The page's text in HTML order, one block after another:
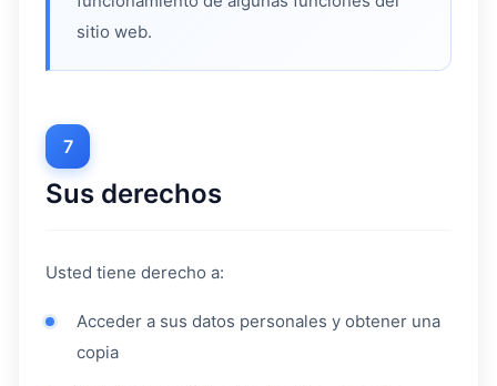
sitio web.
7
Sus derechos
Usted tiene derecho a:
Acceder a sus datos personales y obtener una
copia